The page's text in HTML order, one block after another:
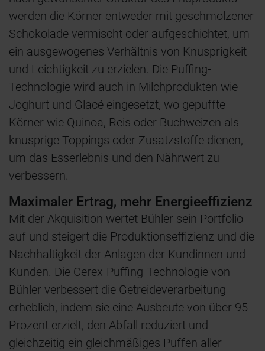
werden die Körner entweder mit geschmolzener
Schokolade vermischt oder aufgeschichtet, um
ein ausgewogenes Verhältnis von Knusprigkeit
und Leichtigkeit zu erzielen. Die Puffing-
Technologie wird auch in Milchprodukten wie
Joghurt und Glacé eingesetzt, wo gepuffte
Körner wie Quinoa, Reis oder Buchweizen als
knusprige Toppings oder Zusatzstoffe dienen,
um das Esserlebnis und den Nährwert zu
verbessern.
Maximaler Ertrag, mehr Energieeffizienz
Mit der Akquisition wertet Bühler sein Portfolio
auf und steigert die Produktionseffizienz und die
Nachhaltigkeit der Anlagen der Kundinnen und
Kunden. Die Cerex-Puffing-Technologie von
Bühler verbessert die Getreideverarbeitung
erheblich, indem sie eine Ausbeute von über 95
Prozent erzielt, den Abfall reduziert und
gleichzeitig ein gleichmäßiges Puffen aller